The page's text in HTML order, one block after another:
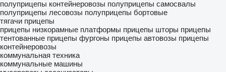
полуприцепы контейнеровозы полуприцепы самосвалы
полуприцепы лесовозы полуприцепы бортовые
тягачи прицепы
прицепы низкорамные платформы прицепы шторы прицепы
тентованные прицепы фургоны прицепы автовозы прицепы
контейнеровозы
коммунальная техника
коммунальные машины